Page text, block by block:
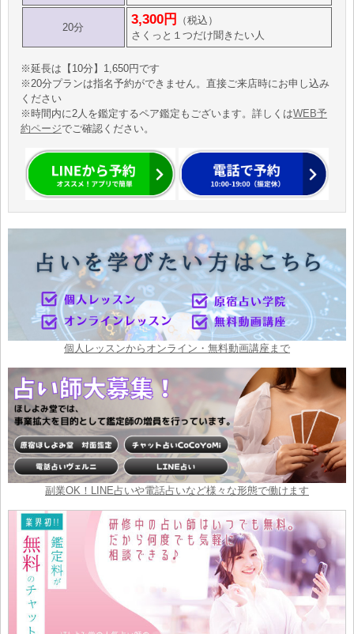
20分
3,300円
（税込）
さくっと１つだけ聞きたい人
※延長は【10分】1,650円です
※20分プランは指名予約ができません。直接ご来店時にお申し込み
ください
※時間内に2人を鑑定するペア鑑定もございます。詳しくはWEB予
約ページでご確認ください。
個人レッスンからオンライン・無料動画講座まで
副業OK！LINE占いや電話占いなど様々な形態で働けます